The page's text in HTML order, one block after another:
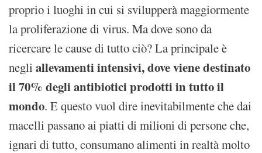
proprio i luoghi in cui si svilupperà maggiormente
la proliferazione di virus. Ma dove sono da
ricercare le cause di tutto ciò? La principale è
negli allevamenti intensivi, dove viene destinato
il 70% degli antibiotici prodotti in tutto il
mondo. E questo vuol dire inevitabilmente che dai
macelli passano ai piatti di milioni di persone che,
ignari di tutto, consumano alimenti in realtà molto